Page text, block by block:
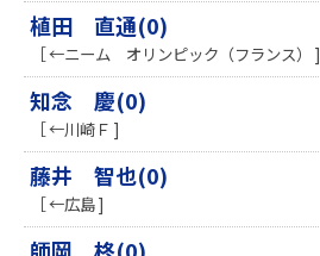
植田 直通(0)
［ ←ニーム オリンピック（フランス） ]
知念 慶(0)
［ ←川崎Ｆ ]
藤井 智也(0)
［ ←広島 ]